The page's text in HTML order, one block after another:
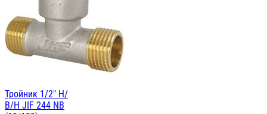
Тройник 1/2" Н/
В/Н JIF 244 NB